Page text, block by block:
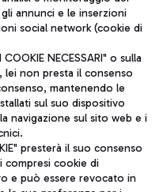
l'aeroporto
a direzione e
di Roma 13032990155 P.
annunci e le inserzioni
social network (cookie di
NECESSARI" o sulla
lei non presta il consenso
mantenendo le
sul suo dispositivo
navigazione sul sito web e i
presterà il suo consenso
compresi cookie di
e può essere revocato in